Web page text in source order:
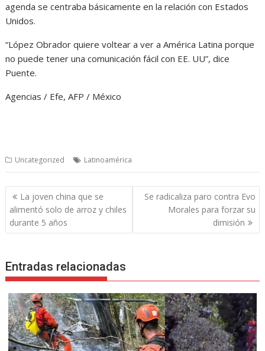
agenda se centraba básicamente en la relación con Estados
Unidos.
“López Obrador quiere voltear a ver a América Latina porque
no puede tener una comunicación fácil con EE. UU”, dice
Puente.
Agencias / Efe, AFP / México
Uncategorized Latinoamérica
Navegación
de
entradas
La joven china que se
alimentó solo de arroz y chiles
durante 5 años
Se radicaliza paro contra Evo
Morales para forzar su
dimisión
Entradas relacionadas